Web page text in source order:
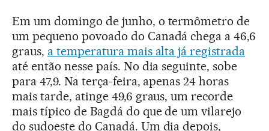
Em um domingo de junho, o termômetro de
um pequeno povoado do Canadá chega a 46,6
graus, a temperatura mais alta já registrada
até então nesse país. No dia seguinte, sobe
para 47,9. Na terça-feira, apenas 24 horas
mais tarde, atinge 49,6 graus, um recorde
mais típico de Bagdá do que de um vilarejo
do sudoeste do Canadá. Um dia depois,